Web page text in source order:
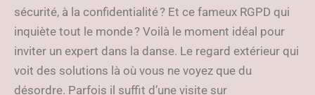
sécurité, à la confidentialité ? Et ce fameux RGPD qui
inquiète tout le monde ? Voilà le moment idéal pour
inviter un expert dans la danse. Le regard extérieur qui
voit des solutions là où vous ne voyez que du
désordre. Parfois il suffit d’une visite sur